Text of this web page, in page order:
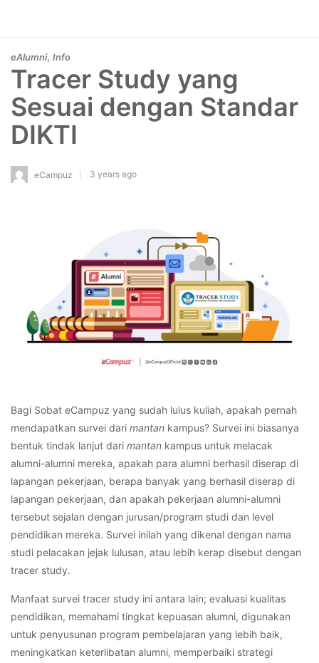
eAlumni, Info
Tracer Study yang
Sesuai dengan Standar
DIKTI
eCampuz 3 years ago
Bagi Sobat eCampuz yang sudah lulus kuliah, apakah pernah
mendapatkan survei dari mantan kampus? Survei ini biasanya
bentuk tindak lanjut dari mantan kampus untuk melacak
alumni-alumni mereka, apakah para alumni berhasil diserap di
lapangan pekerjaan, berapa banyak yang berhasil diserap di
lapangan pekerjaan, dan apakah pekerjaan alumni-alumni
tersebut sejalan dengan jurusan/program studi dan level
pendidikan mereka. Survei inilah yang dikenal dengan nama
studi pelacakan jejak lulusan, atau lebih kerap disebut dengan
tracer study.
Manfaat survei tracer study ini antara lain; evaluasi kualitas
pendidikan, memahami tingkat kepuasan alumni, digunakan
untuk penyusunan program pembelajaran yang lebih baik,
meningkatkan keterlibatan alumni, memperbaiki strategi